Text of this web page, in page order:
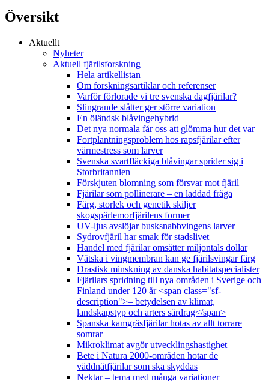
Översikt
Aktuellt
Nyheter
Aktuell fjärilsforskning
Hela artikellistan
Om forskningsartiklar och referenser
Varför förlorade vi tre svenska dagfjärilar?
Slingrande slåtter ger större variation
En öländsk blåvingehybrid
Det nya normala får oss att glömma hur det var
Fortplantningsproblem hos rapsfjärilar efter
värmestress som larver
Svenska svartfläckiga blåvingar sprider sig i
Storbritannien
Förskjuten blomning som försvar mot fjäril
Fjärilar som pollinerare – en laddad fråga
Färg, storlek och genetik skiljer
skogspärlemorfjärilens former
UV-ljus avslöjar busksnabbvingens larver
Sydrovfjäril har smak för stadslivet
Handel med fjärilar omsätter miljontals dollar
Vätska i vingmembran kan ge fjärilsvingar färg
Drastisk minskning av danska habitatspecialister
Fjärilars spridning till nya områden i Sverige och
Finland under 120 år <span class="sf-
description">– betydelsen av klimat,
landskapstyp och arters särdrag</span>
Spanska kamgräsfjärilar hotas av allt torrare
somrar
Mikroklimat avgör utvecklingshastighet
Bete i Natura 2000-områden hotar de
väddnätfjärilar som ska skyddas
Nektar – tema med många variationer